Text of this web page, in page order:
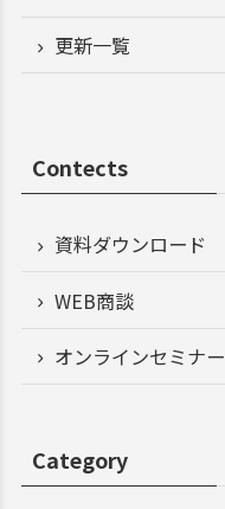
更新一覧
Contects
資料ダウンロード
WEB商談
オンラインセミナー
Category